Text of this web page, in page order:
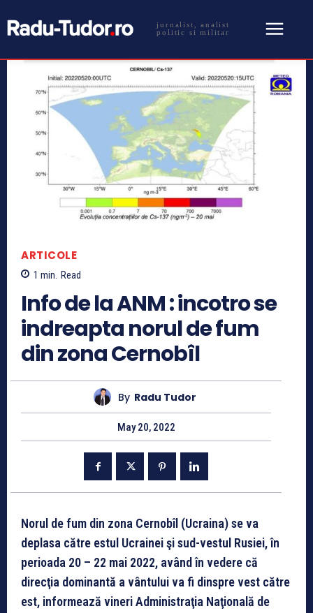
jurnalist, analist
politic si militar
ARTICOLE
1 min. Read
Info de la ANM : incotro se
indreapta norul de fum
din zona Cernobîl
By Radu Tudor
May 20, 2022
Norul de fum din zona Cernobîl (Ucraina) se va
deplasa către estul Ucrainei şi sud-vestul Rusiei, în
perioada 20 – 22 mai 2022, având în vedere că
direcţia dominantă a vântului va fi dinspre vest către
est, informează vineri Administraţia Naţională de